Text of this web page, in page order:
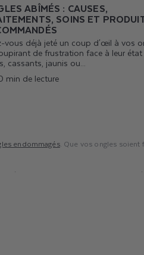
ABÎMÉS : CAUSES,
SOINS ET
vous déjà jeté un coup d'œil à vos
de frustration face à leur état
cassants, jaunis ou...
min de lecture
endommagés. Que vos ongles soient
aux dommages futurs. Ces